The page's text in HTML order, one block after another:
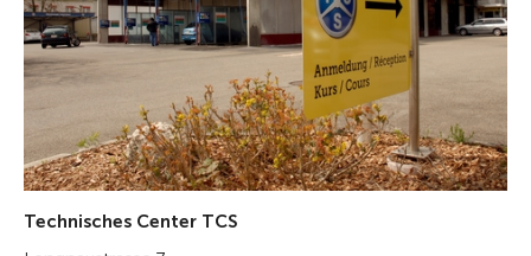
Technisches Center TCS